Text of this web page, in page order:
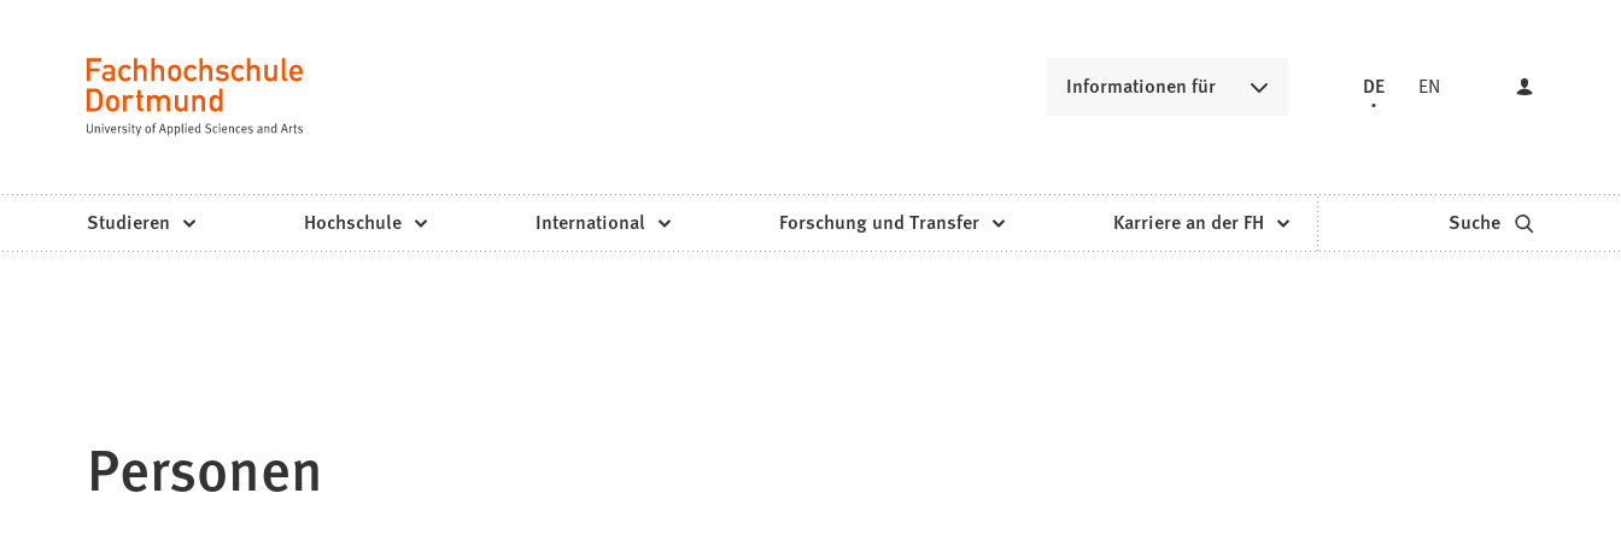
Dortmund
-
Studiengänge,
Bewerbung
Informationen für
Sprache DE EN
Studieren Hochschule International Forschung und Transfer Karriere an der FH Suche
Personen